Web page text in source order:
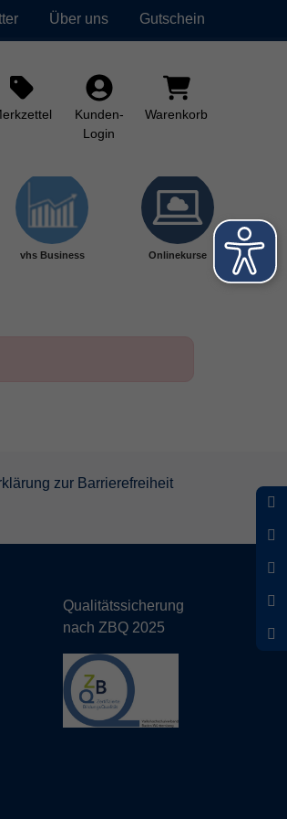
Über uns Gutschein
Kunden-
Login
Warenkorb
vhs Business Onlinekurse
zur Barrierefreiheit
Qualitätssicherung
nach ZBQ 2025